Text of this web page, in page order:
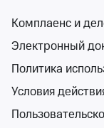
Комплаенс и
Электронный
Политика
Условия